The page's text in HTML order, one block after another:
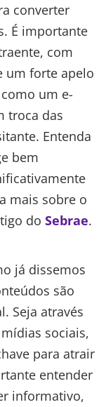
converter
É importante
com
um forte apelo
um e-
troca das
Entenda
bem
mais sobre o
do Sebrae.
já dissemos
são
Seja através
sociais,
para atrair
entender
informativo,